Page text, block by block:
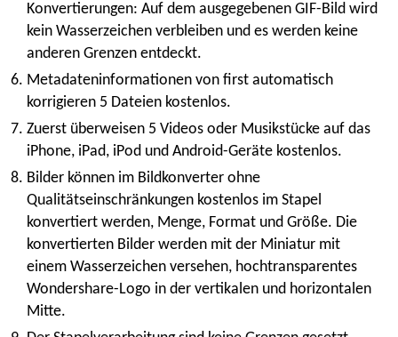
Konvertierungen: Auf dem ausgegebenen GIF-Bild wird
kein Wasserzeichen verbleiben und es werden keine
anderen Grenzen entdeckt.
Metadateninformationen von first automatisch
korrigieren 5 Dateien kostenlos.
Zuerst überweisen 5 Videos oder Musikstücke auf das
iPhone, iPad, iPod und Android-Geräte kostenlos.
Bilder können im Bildkonverter ohne
Qualitätseinschränkungen kostenlos im Stapel
konvertiert werden, Menge, Format und Größe. Die
konvertierten Bilder werden mit der Miniatur mit
einem Wasserzeichen versehen, hochtransparentes
Wondershare-Logo in der vertikalen und horizontalen
Mitte.